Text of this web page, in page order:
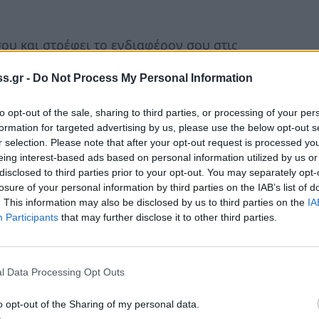
- Do Not Process My Personal Information
opt-out of the sale, sharing to third parties, or processing of your
for targeted advertising by us, please use the below opt-out
selection. Please note that after your opt-out request is processed
interest-based ads based on personal information utilized by us
to third parties prior to your opt-out. You may separately
of your personal information by third parties on the IAB’s list of
This information may also be disclosed by us to third parties on the
Participants that may further disclose it to other third parties.
Data Processing Opt Outs
opt-out of the Sharing of my personal data.
και στρέφει το ενδιαφέρον σου στις
να έρθεις πιο κοντά ...
οίκο, και στρέφει την προσοχή σου στις
και σε ...Διάβασε περισσότερα
5 σου και φέρνει στο προσκήνιο την
απολαύσεις ...